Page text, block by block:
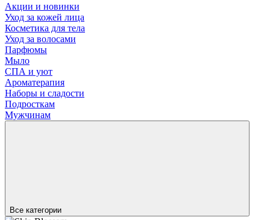
Акции и новинки
Уход за кожей лица
Косметика для тела
Уход за волосами
Парфюмы
Мыло
СПА и уют
Ароматерапия
Наборы и сладости
Подросткам
Мужчинам
Все категории